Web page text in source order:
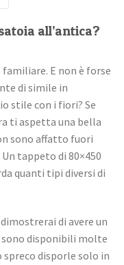
all’antica?
E non è forse
di simile in
stile con i fiori? Se
ti aspetta una bella
sono affatto fuori
tappeto di 80×450
quanti tipi diversi di
di avere un
sono disponibili molte
spreco disporle solo in